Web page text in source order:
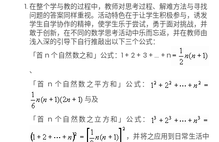
在整个学与教的过程中，教师对思考过程、解难方法与寻找
问题的答案同样重视。活动特色在于让学生积极参与，诱发
学生自学协作的精神，使学生乐于尝试，勇于面对挑战，并
敢于创新，在不同的数学思考活动中乐而忘返，并在教师由
浅入深的引导下自行推敲出以下三个公式：
「首 n 个自然数之和」公式：1 + 2 + 3 + … + n
、
「首 n 个自然数之平方和」公式：
与及
「首 n 个自然数之立方和」公式：
，并将之应用到日常生活中